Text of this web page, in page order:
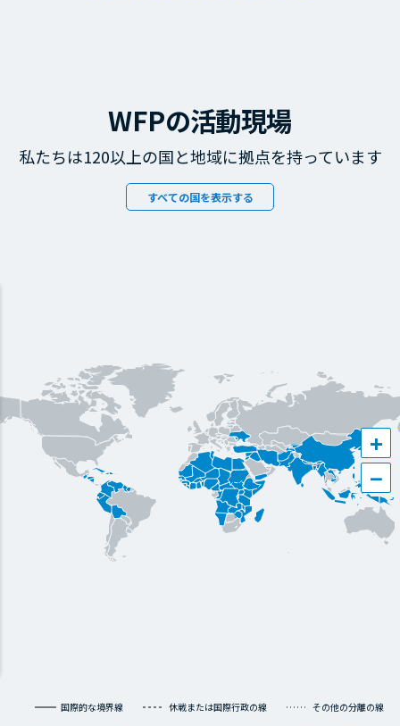
WFPの活動現場
私たちは120以上の国と地域に拠点を持っています
すべての国を表示する
+
−
国際的な境界線 休戦または国際行政の線 その他の分離の線